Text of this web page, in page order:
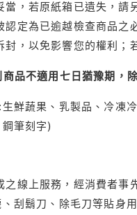
，若原紙箱已遺失，
認定為已逾越檢查商品
，以免影響您的權利；
品不適用七日猶豫期，
鮮蔬果、乳製品、冷凍
筆刻字)
線上服務，經消費者事
刮鬍刀、除毛刀等貼身